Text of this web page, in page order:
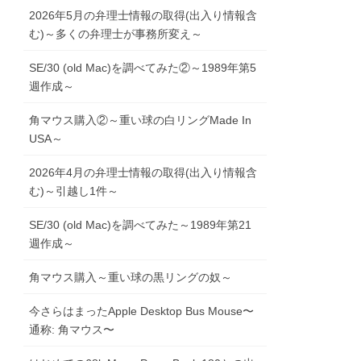
2026年5月の弁理士情報の取得(出入り情報含
む)～多くの弁理士が事務所変え～
SE/30 (old Mac)を調べてみた②～1989年第5
週作成～
角マウス購入②～重い球の白リングMade In
USA～
2026年4月の弁理士情報の取得(出入り情報含
む)～引越し1件～
SE/30 (old Mac)を調べてみた～1989年第21
週作成～
角マウス購入～重い球の黒リングの奴～
今さらはまったApple Desktop Bus Mouse〜
通称: 角マウス〜